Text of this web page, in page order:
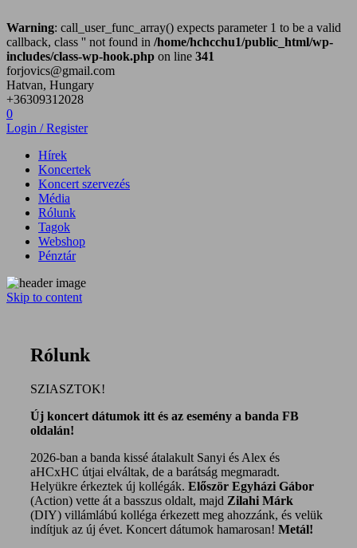
Warning: call_user_func_array() expects parameter 1 to be a valid
callback, class '' not found in /home/hchcchu1/public_html/wp-
includes/class-wp-hook.php on line 341
forjovics@gmail.com
Hatvan, Hungary
+36309312028
0
Login / Register
Hírek
Koncertek
Koncert szervezés
Média
Rólunk
Tagok
Webshop
Pénztár
Hatvan City Hard
Core
Skip to content
Rólunk
SZIASZTOK!
Új koncert dátumok itt és az esemény a banda FB
oldalán!
2026-ban a banda kissé átalakult Sanyi és Alex és
aHCxHC útjai elváltak, de a barátság megmaradt.
Helyükre érkeztek új kollégák. Először Egyházi Gábor
(Action) vette át a basszus oldalt, majd Zilahi Márk
(DIY) villámlábú kolléga érkezett meg ahozzánk, és velük
indítjuk az új évet. Koncert dátumok hamarosan! Metál!